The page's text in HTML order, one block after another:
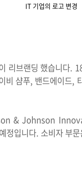
IT 기업의 로고 변경
리브랜딩 했습니다.
샴푸, 밴드에이드,
& Johnson
입니다. 소비자 부